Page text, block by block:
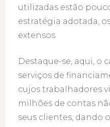
utilizadas estão
estratégia adotada,
extensos.
Destaque-se, aqui, o
serviços de
cujos trabalhadores
milhões de contas
seus clientes, dando